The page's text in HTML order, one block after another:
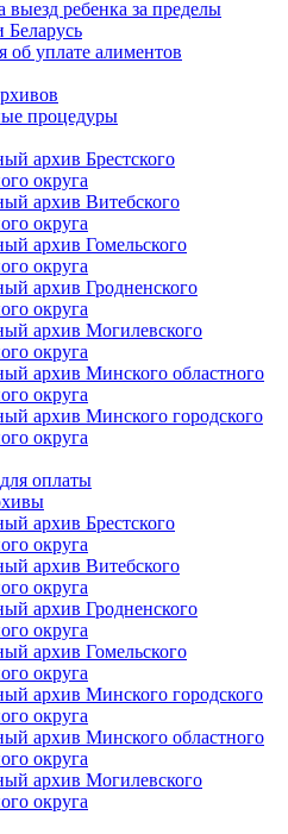
выезд ребенка за пределы
Беларусь
об уплате алиментов
процедуры
архив Брестского
округа
архив Витебского
округа
архив Гомельского
округа
архив Гродненского
округа
архив Могилевского
округа
архив Минского областного
округа
архив Минского городского
округа
оплаты
архив Брестского
округа
архив Витебского
округа
архив Гродненского
округа
архив Гомельского
округа
архив Минского городского
округа
архив Минского областного
округа
архив Могилевского
округа